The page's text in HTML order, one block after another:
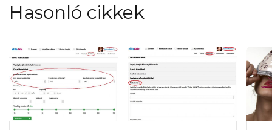
Hasonló cikkek